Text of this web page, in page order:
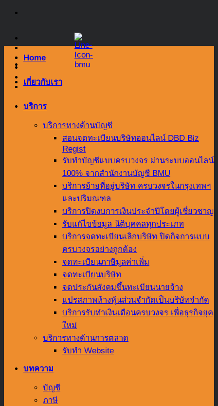
Skip
Home
เกี่ยวกับเรา
บริการ
บริการทางด้านบัญชี
สอนจดทะเบียนบริษัทออนไลน์ DBD Biz
Regist
รับทำบัญชีแบบครบวงจร ผ่านระบบออนไลน์
100% จากสำนักงานบัญชี BMU
บริการย้ายที่อยู่บริษัท ครบวงจรในกรุงเทพฯ
และปริมณฑล
บริการปิดงบการเงินประจำปีโดยผู้เชี่ยวชาญ
รับแก้ไขข้อมูล นิติบุคคลทุกประเภท
บริการจดทะเบียนเลิกบริษัท ปิดกิจการแบบ
ครบวงจรอย่างถูกต้อง
จดทะเบียนภาษีมูลค่าเพิ่ม
จดทะเบียนบริษัท
จดประกันสังคมขึ้นทะเบียนนายจ้าง
แปรสภาพห้างหุ้นส่วนจำกัดเป็นบริษัทจำกัด
บริการรับทำเงินเดือนครบวงจร เพื่อธุรกิจยุค
ใหม่
บริการทางด้านการตลาด
รับทำ Website
บทความ
บัญชี
ภาษี